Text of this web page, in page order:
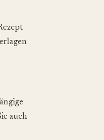
auch